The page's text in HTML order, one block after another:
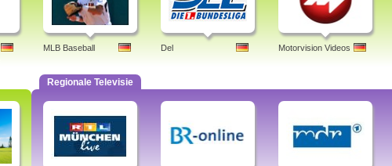
MLB Baseball Del Motorvision Videos
Regionale Televisie